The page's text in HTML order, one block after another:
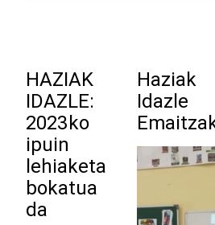
HAZIAK
IDAZLE:
2023ko
ipuin
lehiaketa
bokatua
da
Haziak
Idazle